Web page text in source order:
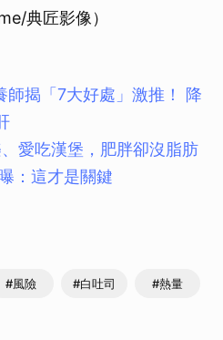
典匠影像）
師揭「7大好處」激推！ 降
愛吃漢堡，肥胖卻沒脂肪
：這才是關鍵
#風險 #白吐司 #熱量